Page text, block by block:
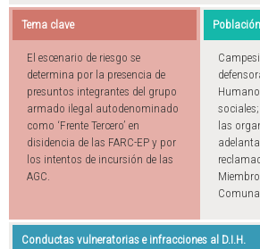
Tema clave
El escenario de riesgo se
determina por la presencia de
presuntos integrantes del grupo
armado ilegal autodenominado
como ‘Frente Tercero’ en
disidencia de las FARC-EP y por
los intentos de incursión de las
AGC.
las
Comunal
Conductas vulneratorias e infracciones al D.I.H.